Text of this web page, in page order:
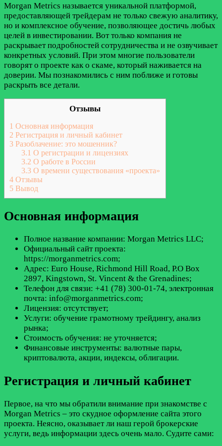
Morgan Metrics называется уникальной платформой,
предоставляющей трейдерам не только свежую аналитику,
но и комплексное обучение, позволяющее достичь любых
целей в инвестировании. Вот только компания не
раскрывает подробностей сотрудничества и не озвучивает
конкретных условий. При этом многие пользователи
говорят о проекте как о скаме, который наживается на
доверии. Мы познакомились с ним поближе и готовы
раскрыть все детали.
Отзывы
1 Основная информация
2 Регистрация и личный кабинет
3 Разоблачение: это мошенник?
3.1 О регистрации и лицензиях
3.2 О работе в России
3.3 О времени существования «проекта»
4 Отзывы
5 Вывод
Основная информация
Полное название компании: Morgan Metrics LLC;
Официальный сайт проекта:
https://morganmetrics.com;
Адрес: Euro House, Richmond Hill Road, P.O Box
2897, Kingstown, St. Vincent & the Grenadines;
Телефон для связи: +41 (78) 300-01-74, электронная
почта: info@morganmetrics.com;
Лицензия: отсутствует;
Услуги: обучение грамотному трейдингу, анализ
рынка;
Стоимость обучения: не уточняется;
Финансовые инструменты: валютные пары,
криптовалюта, акции, индексы, облигации.
Регистрация и личный кабинет
Первое, на что мы обратили внимание при знакомстве с
Morgan Metrics – это скудное оформление сайта этого
проекта. Неясно, оказывает ли наш герой брокерские
услуги, ведь информации здесь очень мало. Судите сами: